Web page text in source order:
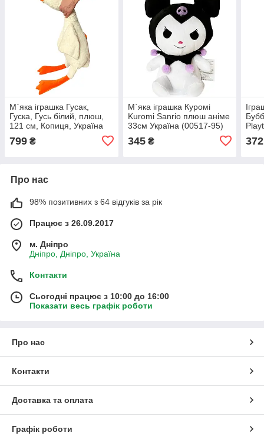
М`яка іграшка Гусак,
Гуска, Гусь білий, плюш,
121 см, Копиця, Україна
799 ₴
М`яка іграшка Куромі
Kuromi Sanrio плюш аніме
33см Україна (00517-95)
345₴ 372
Про нас
98% позитивних з 64 відгуків за рік
Працює з 26.09.2017
м. Дніпро
Дніпро, Дніпро, Україна
Контакти
Сьогодні працює з 10:00 до 16:00
Показати весь графік роботи
Про нас
Контакти
Доставка та оплата
Графік роботи